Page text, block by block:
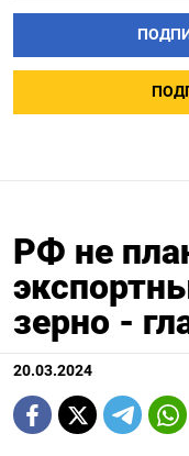
РФ не
зерно -
20.03.2024